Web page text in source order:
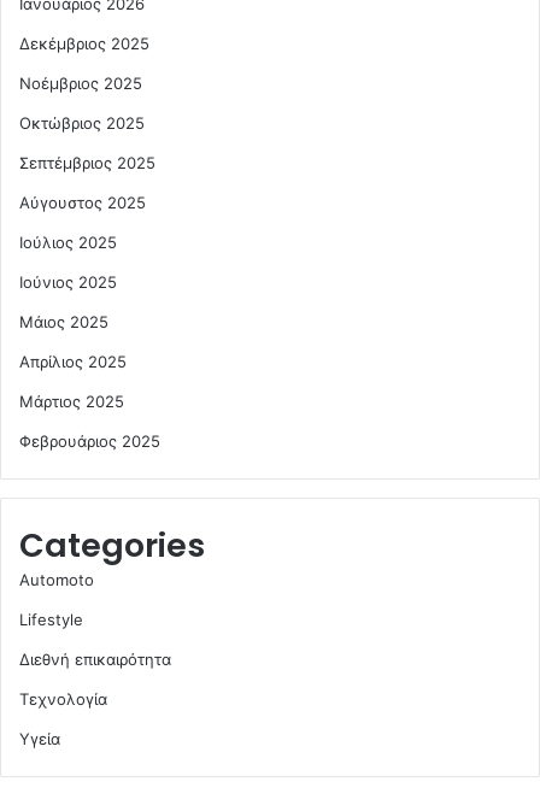
Δεκέμβριος 2025
Νοέμβριος 2025
Οκτώβριος 2025
Σεπτέμβριος 2025
Αύγουστος 2025
Ιούλιος 2025
Ιούνιος 2025
Μάιος 2025
Απρίλιος 2025
Μάρτιος 2025
Φεβρουάριος 2025
Categories
Automoto
Lifestyle
Διεθνή επικαιρότητα
Τεχνολογία
Υγεία